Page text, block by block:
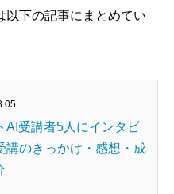
以下の記事にまとめてい
AI受講者5人にインタビ
講のきっかけ・感想・成